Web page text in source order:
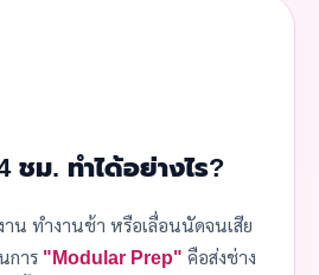
ม. ทำได้อย่างไร?
าน ทำงานช้า หรือเลื่อนนัดจนเสีย
การ "Modular Prep" คือส่งช่าง